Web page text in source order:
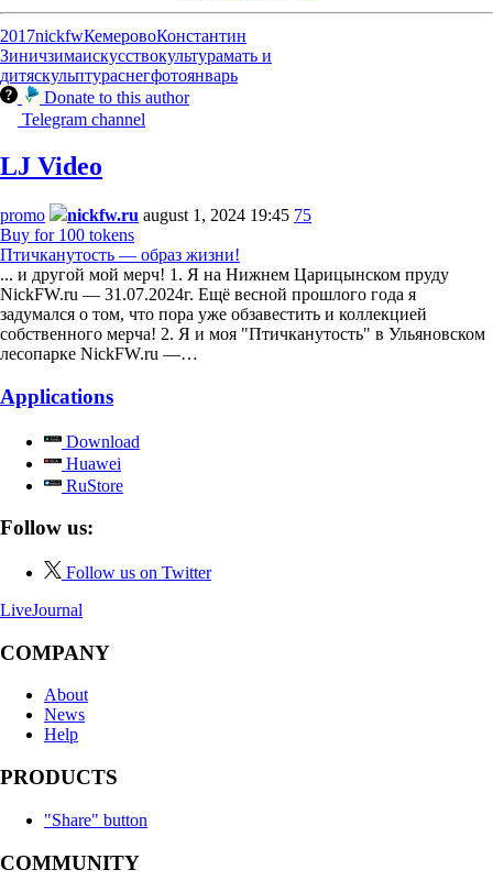
2017nickfwКемеровоКонстантин
Зиничзимаискусствокультурамать и
дитяскульптураснегфотоянварь
Donate to this author
Telegram channel
LJ Video
promo nickfw.ru august 1, 2024 19:45 75
Buy for 100 tokens
Птичканутость — образ жизни!
... и другой мой мерч! 1. Я на Нижнем Царицынском пруду
NickFW.ru — 31.07.2024г. Ещё весной прошлого года я
задумался о том, что пора уже обзавестить и коллекцией
собственного мерча! 2. Я и моя "Птичканутость" в Ульяновском
лесопарке NickFW.ru —…
Applications
Download
Huawei
RuStore
Follow us:
Follow us on Twitter
LiveJournal
COMPANY
About
News
Help
PRODUCTS
"Share" button
COMMUNITY